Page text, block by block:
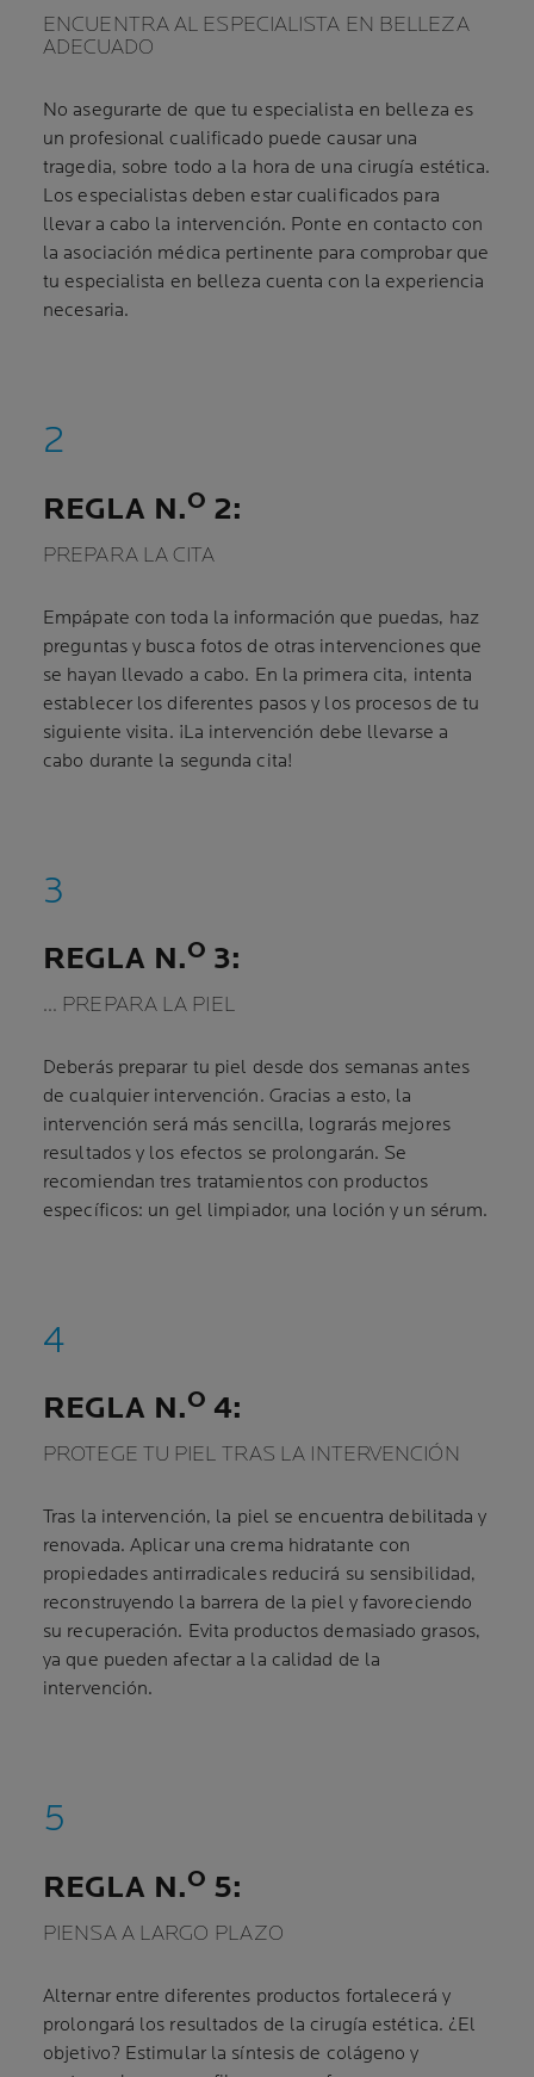
ENCUENTRA AL ESPECIALISTA EN BELLEZA
ADECUADO
No asegurarte de que tu especialista en belleza es
un profesional cualificado puede causar una
tragedia, sobre todo a la hora de una cirugía estética.
Los especialistas deben estar cualificados para
llevar a cabo la intervención. Ponte en contacto con
la asociación médica pertinente para comprobar que
tu especialista en belleza cuenta con la experiencia
necesaria.
REGLA N.O 2:
PREPARA LA CITA
Empápate con toda la información que puedas, haz
preguntas y busca fotos de otras intervenciones que
se hayan llevado a cabo. En la primera cita, intenta
establecer los diferentes pasos y los procesos de tu
siguiente visita. ¡La intervención debe llevarse a
cabo durante la segunda cita!
REGLA N.O 3:
… PREPARA LA PIEL
Deberás preparar tu piel desde dos semanas antes
de cualquier intervención. Gracias a esto, la
intervención será más sencilla, lograrás mejores
resultados y los efectos se prolongarán. Se
recomiendan tres tratamientos con productos
específicos: un gel limpiador, una loción y un sérum.
REGLA N.O 4:
PROTEGE TU PIEL TRAS LA INTERVENCIÓN
Tras la intervención, la piel se encuentra debilitada y
renovada. Aplicar una crema hidratante con
propiedades antirradicales reducirá su sensibilidad,
reconstruyendo la barrera de la piel y favoreciendo
su recuperación. Evita productos demasiado grasos,
ya que pueden afectar a la calidad de la
intervención.
REGLA N.O 5:
PIENSA A LARGO PLAZO
Alternar entre diferentes productos fortalecerá y
prolongará los resultados de la cirugía estética. ¿El
objetivo? Estimular la síntesis de colágeno y